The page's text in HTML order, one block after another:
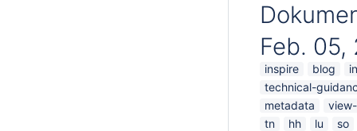
Feb. 05,
inspire blog
technical-
metadata
tn
hh lu
so